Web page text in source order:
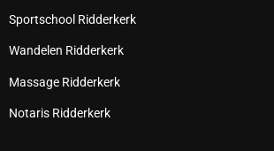
Sportschool Ridderkerk
Wandelen Ridderkerk
Massage Ridderkerk
Notaris Ridderkerk